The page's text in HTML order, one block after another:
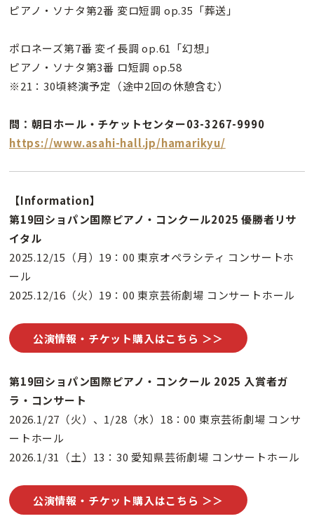
ピアノ・ソナタ第2番 変ロ短調 op.35「葬送」
ポロネーズ第7番 変イ長調 op.61「幻想」
ピアノ・ソナタ第3番 ロ短調 op.58
※21：30頃終演予定（途中2回の休憩含む）
問：朝日ホール・チケットセンター03-3267-9990
https://www.asahi-hall.jp/hamarikyu/
【Information】
第19回ショパン国際ピアノ・コンクール2025 優勝者リサ
イタル
2025.12/15（月）19：00 東京オペラシティ コンサートホ
ール
2025.12/16（火）19：00 東京芸術劇場 コンサートホール
公演情報・チケット購入はこちら ＞＞
第19回ショパン国際ピアノ・コンクール 2025 入賞者ガ
ラ・コンサート
2026.1/27（火）、1/28（水）18：00 東京芸術劇場 コンサ
ートホール
2026.1/31（土）13：30 愛知県芸術劇場 コンサートホール
公演情報・チケット購入はこちら ＞＞